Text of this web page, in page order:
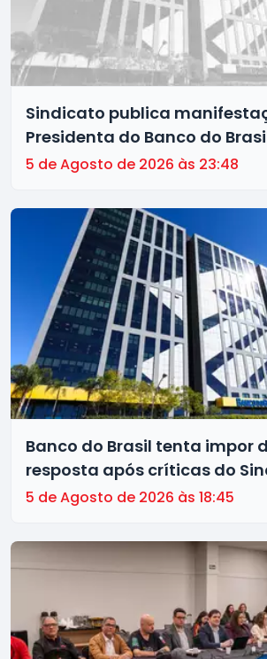
Sindicato publica
Presidenta do Banco do
5 de Agosto de 2026 às 23:48
Banco do Brasil tenta impor
resposta após críticas do
Bancários de Brasília à
5 de Agosto de 2026 às 18:45